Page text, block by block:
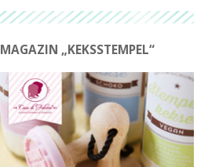
MAGAZIN „KEKSSTEMPEL“